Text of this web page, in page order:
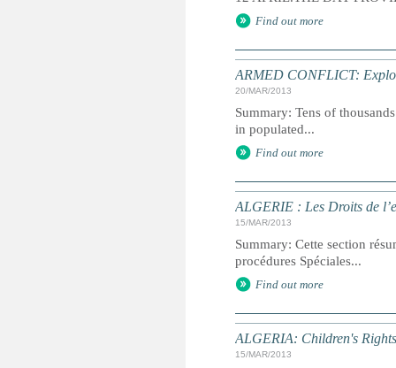
Find out more
ARMED CONFLICT:
20/MAR/2013
Summary: Tens of
in populated...
Find out more
ALGERIE : Les Droits de
15/MAR/2013
Summary: Cette section
procédures Spéciales...
Find out more
ALGERIA: Children's
15/MAR/2013